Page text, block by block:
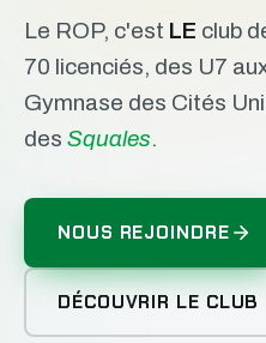
Le ROP, c'est LE club
70 licenciés, des U7
Gymnase des Cités
des Squales.
NOUS REJOINDRE
DÉCOUVRIR LE CLUB